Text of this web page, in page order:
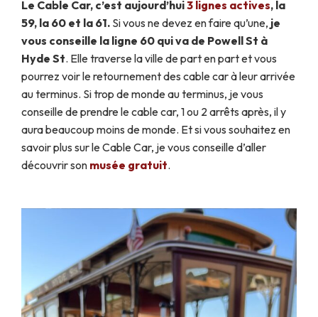
Le Cable Car, c’est aujourd’hui3 lignes actives, la
59, la 60 et la 61. Si vous ne devez en faire qu’une, je
vous conseille la ligne 60 qui va de Powell St à
Hyde St. Elle traverse la ville de part en part et vous
pourrez voir le retournement des cable car à leur arrivée
au terminus. Si trop de monde au terminus, je vous
conseille de prendre le cable car, 1 ou 2 arrêts après, il y
aura beaucoup moins de monde. Et si vous souhaitez en
savoir plus sur le Cable Car, je vous conseille d’aller
découvrir son musée gratuit.